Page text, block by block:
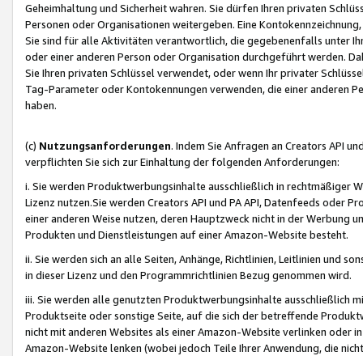
Geheimhaltung und Sicherheit wahren. Sie dürfen Ihren privaten
Personen oder Organisationen weitergeben. Eine
Sie sind für alle Aktivitäten verantwortlich, die gegebenenfalls unter
oder einer anderen Person oder Organisation durchgeführt werden.
Sie Ihren privaten Schlüssel verwendet, oder wenn Ihr privater
Tag-Parameter oder Kontokennungen verwenden, die einer anderen
haben.
(c) Nutzungsanforderungen. Indem Sie Anfragen an Creators API
verpflichten Sie sich zur Einhaltung der folgenden Anforderungen:
i. Sie werden Produktwerbungsinhalte ausschließlich in rechtmäßiger
Lizenz nutzen.Sie werden Creators API und PA API, Datenfeeds oder
einer anderen Weise nutzen, deren Hauptzweck nicht in der Werbung
Produkten und Dienstleistungen auf einer Amazon-Website besteht.
ii. Sie werden sich an alle Seiten, Anhänge, Richtlinien, Leitlinien und
in dieser Lizenz und den Programmrichtlinien Bezug genommen wird.
iii. Sie werden alle genutzten Produktwerbungsinhalte ausschließlich
Produktseite oder sonstige Seite, auf die sich der betreffende
nicht mit anderen Websites als einer Amazon-Website verlinken oder
Amazon-Website lenken (wobei jedoch Teile Ihrer Anwendung, die